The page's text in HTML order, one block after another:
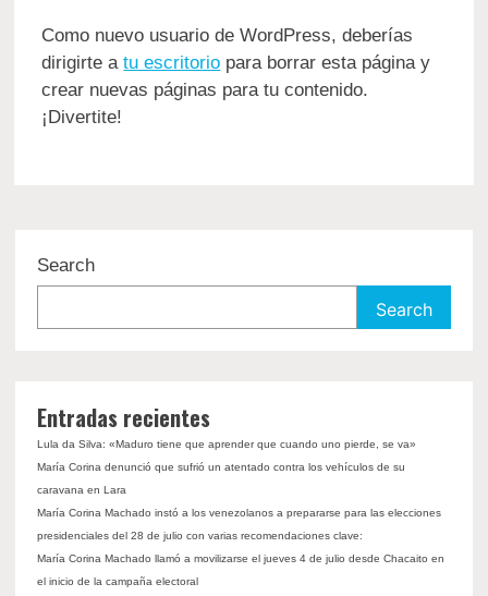
Como nuevo usuario de WordPress, deberías
dirigirte atu escritorio para borrar esta página y
crear nuevas páginas para tu contenido.
¡Divertite!
Search
Search
Entradas recientes
Lula da Silva: «Maduro tiene que aprender que cuando uno pierde, se va»
María Corina denunció que sufrió un atentado contra los vehículos de su
caravana en Lara
María Corina Machado instó a los venezolanos a prepararse para las elecciones
presidenciales del 28 de julio con varias recomendaciones clave:
María Corina Machado llamó a movilizarse el jueves 4 de julio desde Chacaito en
el inicio de la campaña electoral